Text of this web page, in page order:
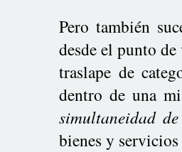
Pero también
desde el punto
traslape de
dentro de una
simultaneidad
bienes y